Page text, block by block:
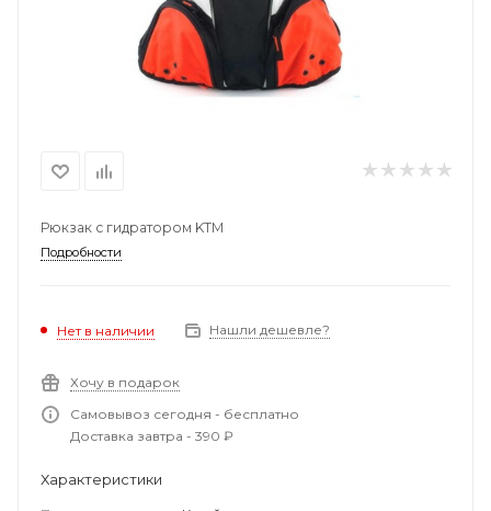
Рюкзак с гидратором KTM
Подробности
Нет в наличии Нашли дешевле?
Хочу в подарок
Самовывоз сегодня - бесплатно
Доставка завтра - 390 ₽
Характеристики